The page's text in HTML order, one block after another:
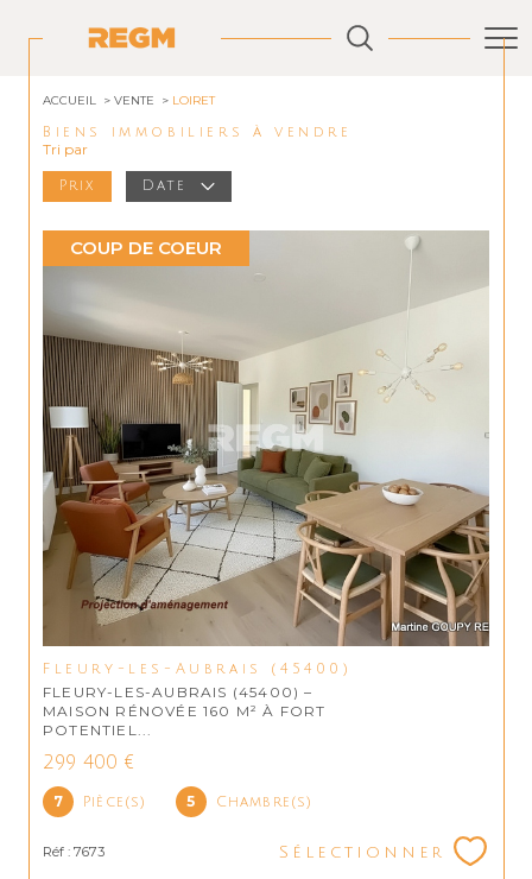
ACCUEIL VENTE LOIRET
Biens immobiliers à vendre
Tri par
Prix Date
COUP DE COEUR
Fleury-les-Aubrais (45400)
FLEURY-LES-AUBRAIS (45400) –
MAISON RÉNOVÉE 160 M² À FORT
POTENTIEL...
299 400 €
7 Pièce(s) 5 Chambre(s)
Réf : 7673 Sélectionner